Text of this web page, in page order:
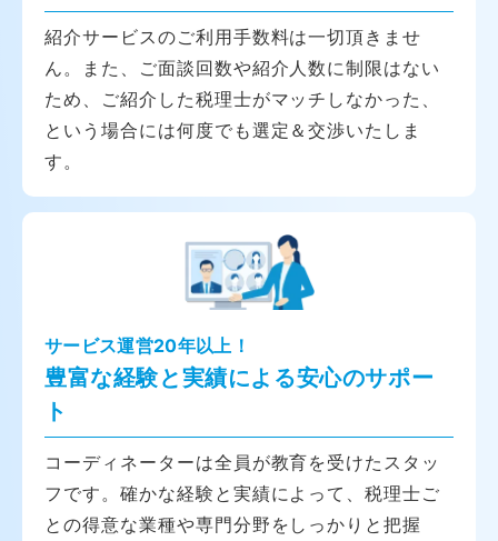
紹介サービスのご利用手数料は一切頂きませ
ん。また、ご面談回数や紹介人数に制限はない
ため、ご紹介した税理士がマッチしなかった、
という場合には何度でも選定＆交渉いたしま
す。
サービス運営20年以上！
豊富な経験と実績による安心のサポー
ト
コーディネーターは全員が教育を受けたスタッ
フです。確かな経験と実績によって、税理士ご
との得意な業種や専門分野をしっかりと把握